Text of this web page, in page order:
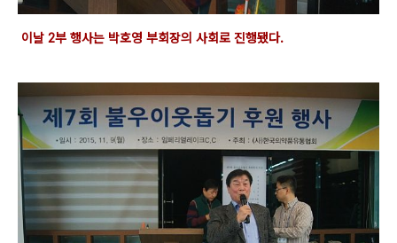
이날 2부 행사는 박호영 부회장의 사회로 진행됐다.